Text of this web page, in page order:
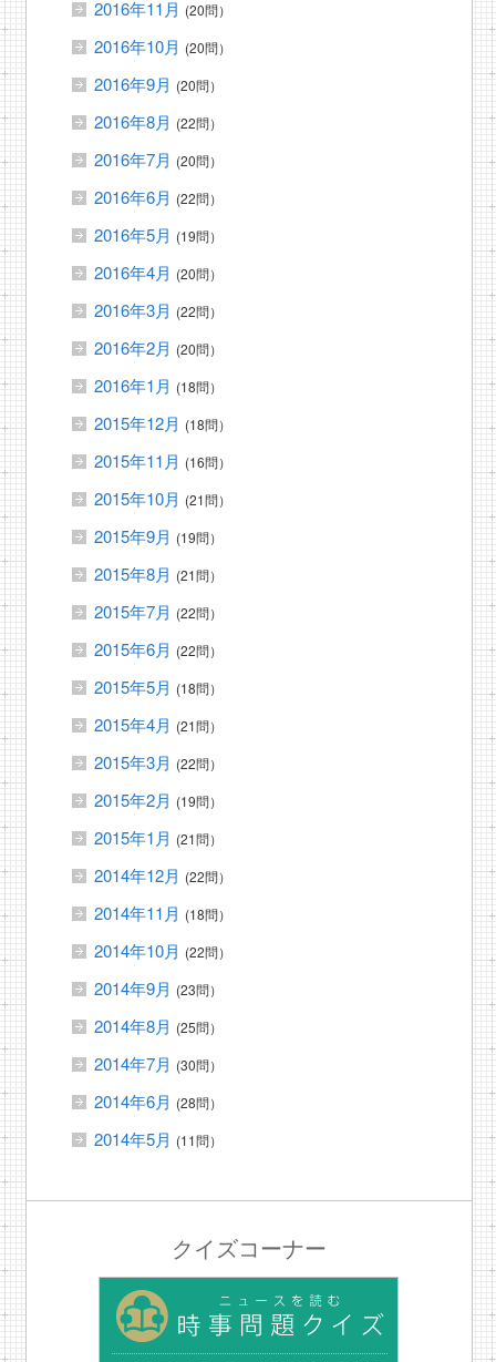
2016年11月 (20問）
2016年10月 (20問）
2016年9月 (20問）
2016年8月 (22問）
2016年7月 (20問）
2016年6月 (22問）
2016年5月 (19問）
2016年4月 (20問）
2016年3月 (22問）
2016年2月 (20問）
2016年1月 (18問）
2015年12月 (18問）
2015年11月 (16問）
2015年10月 (21問）
2015年9月 (19問）
2015年8月 (21問）
2015年7月 (22問）
2015年6月 (22問）
2015年5月 (18問）
2015年4月 (21問）
2015年3月 (22問）
2015年2月 (19問）
2015年1月 (21問）
2014年12月 (22問）
2014年11月 (18問）
2014年10月 (22問）
2014年9月 (23問）
2014年8月 (25問）
2014年7月 (30問）
2014年6月 (28問）
2014年5月 (11問）
クイズコーナー